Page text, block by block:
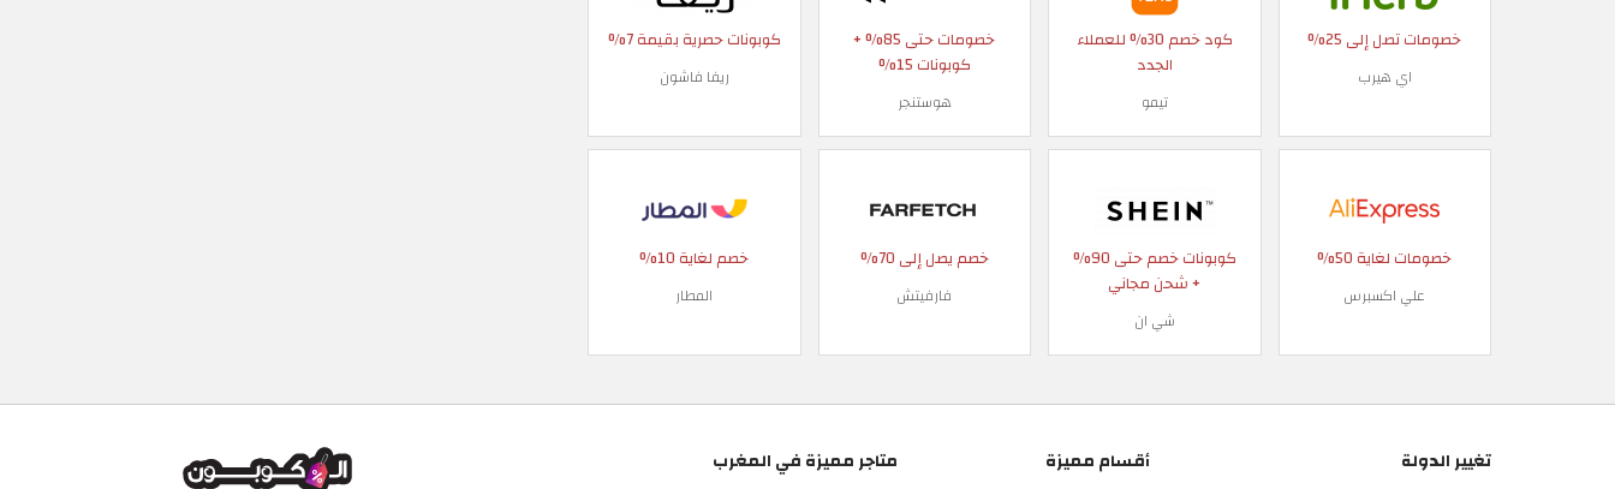
خصومات تصل إلى 25%
اي هيرب
كود خصم 30% للعملاء
الجدد
تيمو
خصومات حتى 85% +
كوبونات 15%
هوستنجر
كوبونات حصرية بقيمة 7%
ريفا فاشون
خصومات لغاية 50%
علي اكسبرس
كوبونات خصم حتى 90%
+ شحن مجاني
شي ان
خصم يصل إلى 70%
فارفيتش
خصم لغاية 10%
المطار
تغيير الدولة
أقسام مميزة
متاجر مميزة في المغرب